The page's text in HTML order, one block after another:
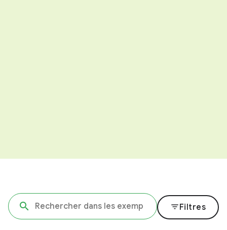
filter_listFiltres